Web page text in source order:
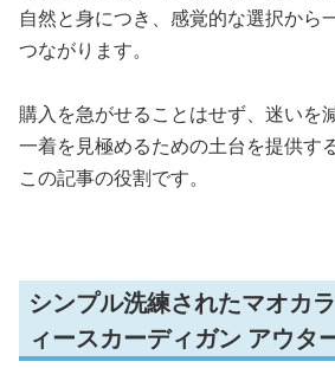
自然と身につき、感覚的な選択から
つながります。
購入を急がせることはせず、迷いを
一着を見極めるための土台を提供す
この記事の役割です。
シンプル洗練されたマオカ
ィースカーディガン アウタ